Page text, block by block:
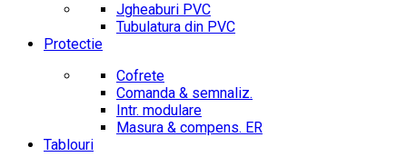
Jgheaburi PVC
Tubulatura din PVC
Protectie
Cofrete
Comanda & semnaliz.
Intr. modulare
Masura & compens. ER
Tablouri